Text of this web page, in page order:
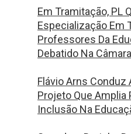
Em Tramitação, PL
Especialização Em
Professores Da
Debatido Na
Flávio Arns Conduz
Projeto Que Amplia
Inclusão Na